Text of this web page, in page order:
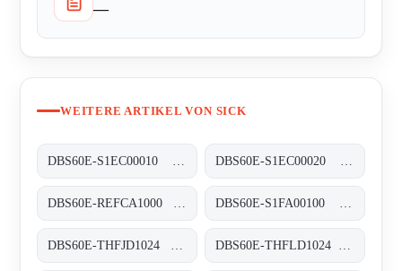
—
WEITERE ARTIKEL VON SICK